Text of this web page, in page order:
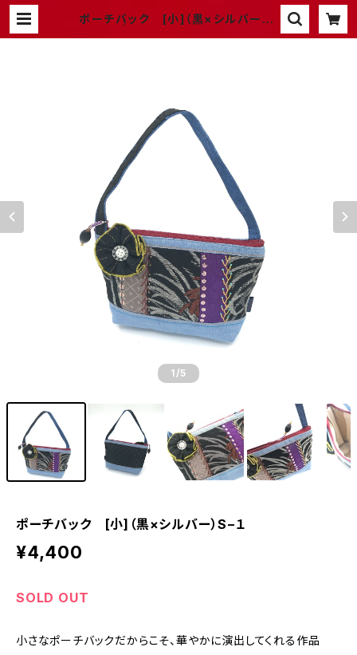
ポーチバック [小]（黒×シルバー）S
1 /5
ポーチバック [小]（黒×シルバー）S−１
¥4,400
SOLD OUT
小さなポーチバックだからこそ、華やかに演出してくれる作品